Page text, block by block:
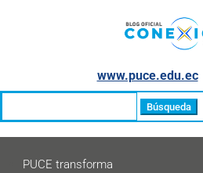
www.puce.edu.ec│
PUCE transforma